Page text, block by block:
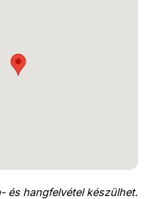
és hangfelvétel készülhet.